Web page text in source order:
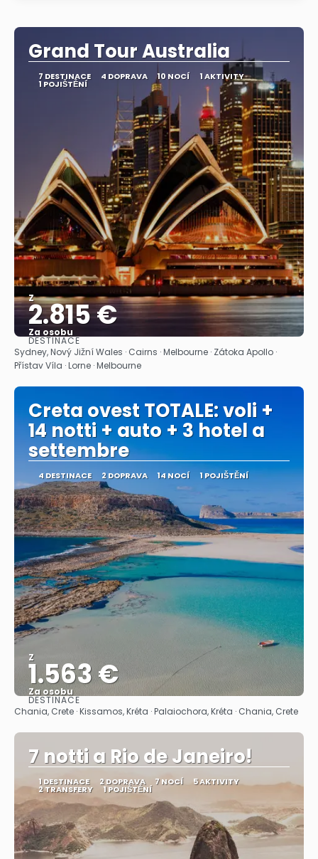
Grand Tour Australia
7 DESTINACE 4 DOPRAVA 10 NOCÍ 1 AKTIVITY
1 POJIŠTĚNÍ
Z
2.815 €
Za osobu
Zobrazit
DESTINACE
Sydney, Nový Jižní Wales · Cairns · Melbourne · Zátoka Apollo ·
Přístav Víla · Lorne · Melbourne
Creta ovest TOTALE: voli +
14 notti + auto + 3 hotel a
settembre
4 DESTINACE 2 DOPRAVA 14 NOCÍ 1 POJIŠTĚNÍ
Z
1.563 €
Za osobu
Zobrazit
DESTINACE
Chania, Crete · Kissamos, Kréta · Palaiochora, Kréta · Chania, Crete
7 notti a Rio de Janeiro!
1 DESTINACE 2 DOPRAVA 7 NOCÍ 5 AKTIVITY
2 TRANSFERY 1 POJIŠTĚNÍ